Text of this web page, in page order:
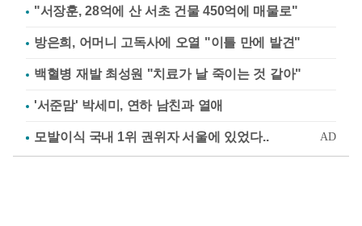
"서장훈, 28억에 산 서초 건물 450억에 매물로"
방은희, 어머니 고독사에 오열 "이틀 만에 발견"
백혈병 재발 최성원 "치료가 날 죽이는 것 같아"
'서준맘' 박세미, 연하 남친과 열애